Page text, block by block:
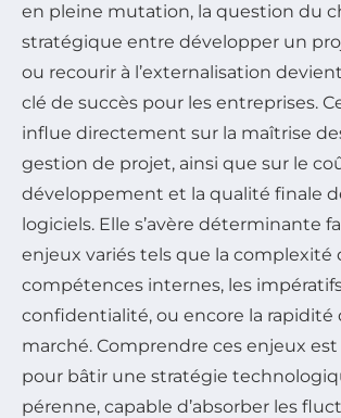
en pleine mutation, la question du
stratégique entre développer un
ou recourir à l’externalisation
clé de succès pour les entreprises.
influe directement sur la maîtrise
gestion de projet, ainsi que sur le
développement et la qualité finale
logiciels. Elle s’avère déterminante
enjeux variés tels que la complexité
compétences internes, les
confidentialité, ou encore la rapidité
marché. Comprendre ces enjeux
pour bâtir une stratégie
pérenne, capable d’absorber les